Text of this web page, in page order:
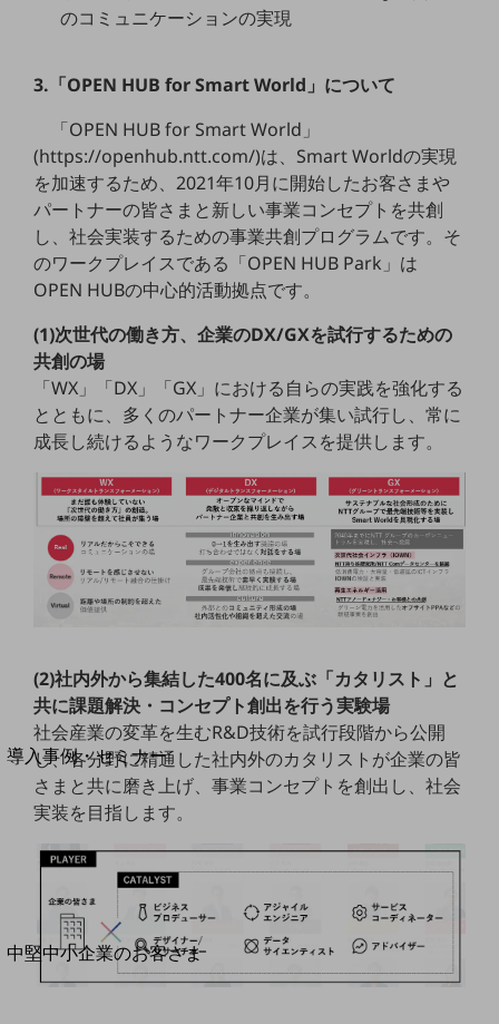
衛星携帯電話
IOT完了済みメーカーブランド製品
料金TOP
ドコモBiz データ無制限 ドコモ MAX ドコモ mini ドコモBiz かけ放題
ケータイプラン
5Gデータプラス
データプラス
IoT向け回線料金
home5Gプラン
モバイルサービス
セキュリティ
運用保守・故障紛失サポート
回線・ネットワーク
お手続き
別ウィンドウで開きます
サービスをご利用中のお客さま
導入事例・セミナー
導入事例TOP
最新の導入事例や注目の導入事例をご紹介します
セミナー
開催・出展する各種セミナー、イベント情報をご紹介します
別ウィンドウで開きます
中堅中小企業のお客さま
NTTドコモビジネスウォッチ
のコミュニケーションの実現
3.「OPEN HUB for Smart World」について
「OPEN HUB for Smart World」
(https://openhub.ntt.com/)は、Smart Worldの実現
を加速するため、2021年10月に開始したお客さまや
パートナーの皆さまと新しい事業コンセプトを共創
し、社会実装するための事業共創プログラムです。そ
のワークプレイスである「OPEN HUB Park」は
OPEN HUBの中心的活動拠点です。
(1)次世代の働き方、企業のDX/GXを試行するための
共創の場
「WX」「DX」「GX」における自らの実践を強化する
とともに、多くのパートナー企業が集い試行し、常に
成長し続けるようなワークプレイスを提供します。
(2)社内外から集結した400名に及ぶ「カタリスト」と
共に課題解決・コンセプト創出を行う実験場
社会産業の変革を生むR&D技術を試行段階から公開
し、各分野に精通した社内外のカタリストが企業の皆
さまと共に磨き上げ、事業コンセプトを創出し、社会
実装を目指します。